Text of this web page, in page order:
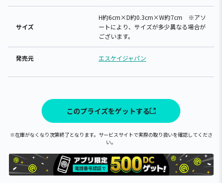
サイズ
H約6cm×D約0.3cm×W約7cm ※アソ
ートにより、サイズが多少異なる場合が
ございます。
発売元 エスケイジャパン
このプライズをゲットする
※在庫がなくなり次第終了となります。サービスサイトで実際の取り扱いを確認してくださ
い。